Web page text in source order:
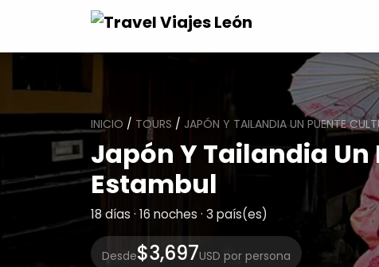
INICIO / TOURS / JAPÓN Y TAILANDIA UN PUENTE
Japón Y Tailandia
Estambul
18 días · 16 noches · 3 país(es)
Desde$3,697USD por persona